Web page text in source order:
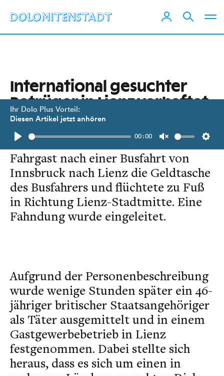
Ihr Dolo Plus Vorteil:
Diesen Artikel jetzt anhören
Play
00:00
Unmute
International gesuchter
Betrüger in Lienz verhaftet
Am 18. Dezember gegen 21.05 Uhr
stahl ein vorerst unbekannter
Fahrgast nach einer Busfahrt von
Innsbruck nach Lienz die Geldtasche
des Busfahrers und flüchtete zu Fuß
in Richtung Lienz-Stadtmitte. Eine
Fahndung wurde eingeleitet.
Aufgrund der Personenbeschreibung
wurde wenige Stunden später ein 46-
jähriger britischer Staatsangehöriger
als Täter ausgemittelt und in einem
Gastgewerbebetrieb in Lienz
festgenommen. Dabei stellte sich
heraus, dass es sich um einen in